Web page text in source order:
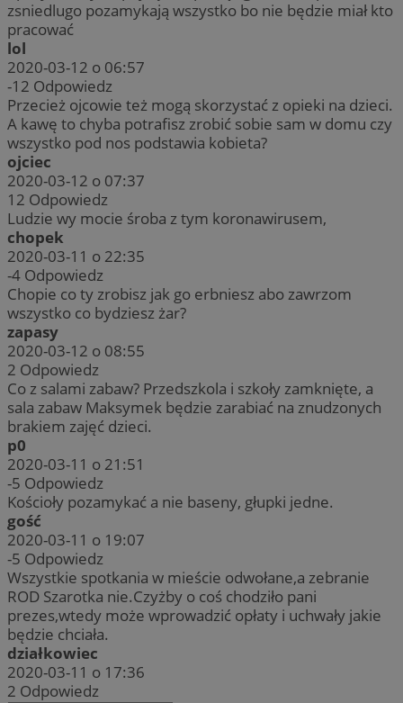
zsniedlugo pozamykają wszystko bo nie będzie miał kto
pracować
lol
2020-03-12 o 06:57
-12 Odpowiedz
Przecież ojcowie też mogą skorzystać z opieki na dzieci.
A kawę to chyba potrafisz zrobić sobie sam w domu czy
wszystko pod nos podstawia kobieta?
ojciec
2020-03-12 o 07:37
12 Odpowiedz
Ludzie wy mocie śroba z tym koronawirusem,
chopek
2020-03-11 o 22:35
-4 Odpowiedz
Chopie co ty zrobisz jak go erbniesz abo zawrzom
wszystko co bydziesz żar?
zapasy
2020-03-12 o 08:55
2 Odpowiedz
Co z salami zabaw? Przedszkola i szkoły zamknięte, a
sala zabaw Maksymek będzie zarabiać na znudzonych
brakiem zajęć dzieci.
p0
2020-03-11 o 21:51
-5 Odpowiedz
Kościoły pozamykać a nie baseny, głupki jedne.
gość
2020-03-11 o 19:07
-5 Odpowiedz
Wszystkie spotkania w mieście odwołane,a zebranie
ROD Szarotka nie.Czyżby o coś chodziło pani
prezes,wtedy może wprowadzić opłaty i uchwały jakie
będzie chciała.
działkowiec
2020-03-11 o 17:36
2 Odpowiedz